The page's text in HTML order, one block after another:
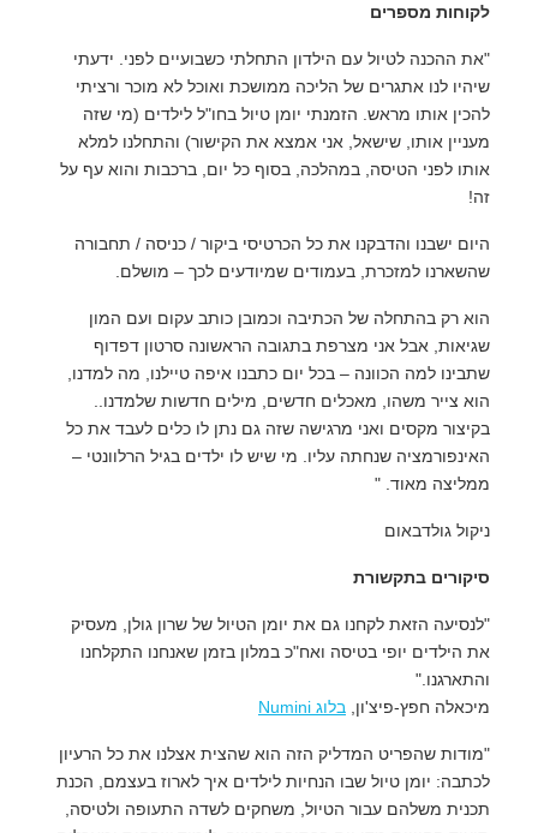
לקוחות מספרים
"את ההכנה לטיול עם הילדון התחלתי כשבועיים לפני. ידעתי
שיהיו לנו אתגרים של הליכה ממושכת ואוכל לא מוכר ורציתי
להכין אותו מראש. הזמנתי יומן טיול בחו"ל לילדים (מי שזה
מעניין אותו, שישאל, אני אמצא את הקישור) והתחלנו למלא
אותו לפני הטיסה, במהלכה, בסוף כל יום, ברכבות והוא עף על
זה!
היום ישבנו והדבקנו את כל הכרטיסי ביקור / כניסה / תחבורה
שהשארנו למזכרת, בעמודים שמיודעים לכך – מושלם.
הוא רק בהתחלה של הכתיבה וכמובן כותב עקום ועם המון
שגיאות, אבל אני מצרפת בתגובה הראשונה סרטון דפדוף
שתבינו למה הכוונה – בכל יום כתבנו איפה טיילנו, מה למדנו,
הוא צייר משהו, מאכלים חדשים, מילים חדשות שלמדנו..
בקיצור מקסים ואני מרגישה שזה גם נתן לו כלים לעבד את כל
האינפורמציה שנחתה עליו. מי שיש לו ילדים בגיל הרלוונטי –
ממליצה מאוד. "
ניקול גולדבאום
סיקורים בתקשורת
"לנסיעה הזאת לקחנו גם את יומן הטיול של שרון גולן, מעסיק
את הילדים יופי בטיסה ואח"כ במלון בזמן שאנחנו התקלחנו
והתארגנו."
מיכאלה חפץ-פיצ'ון, בלוג Numini
"מודות שהפריט המדליק הזה הוא שהצית אצלנו את כל הרעיון
לכתבה: יומן טיול שבו הנחיות לילדים איך לארוז בעצמם, הכנת
תכנית משלהם עבור הטיול, משחקים לשדה התעופה ולטיסה,